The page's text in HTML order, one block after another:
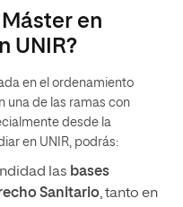
en
UNIR?
en el ordenamiento
una de las ramas con
desde la
en UNIR, podrás:
las bases
Sanitario, tanto en